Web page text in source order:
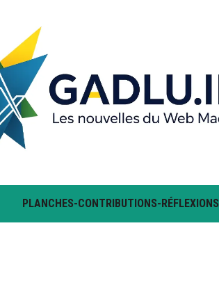
PLANCHES-CONTRIBUTIONS-RÉFLEXIONS